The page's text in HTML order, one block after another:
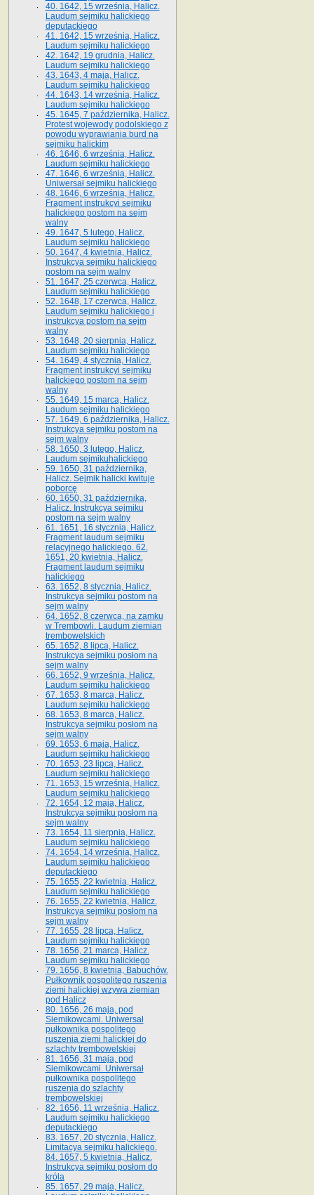
40. 1642, 15 września, Halicz.
Laudum sejmiku halickiego
deputackiego
41. 1642, 15 września, Halicz.
Laudum sejmiku halickiego
42. 1642, 19 grudnia, Halicz.
Laudum sejmiku halickiego
43. 1643, 4 maja, Halicz.
Laudum sejmiku halickiego
44. 1643, 14 września, Halicz.
Laudum sejmiku halickiego
45. 1645, 7 października, Halicz.
Protest wojewody podolskiego z
powodu wyprawiania burd na
sejmiku halickim
46. 1646, 6 września, Halicz.
Laudum sejmiku halickiego
47. 1646, 6 września, Halicz.
Uniwersał sejmiku halickiego
48. 1646, 6 września, Halicz.
Fragment instrukcyi sejmiku
halickiego postom na sejm
walny
49. 1647, 5 lutego, Halicz.
Laudum sejmiku halickiego
50. 1647, 4 kwietnia, Halicz.
Instrukcya sejmiku halickiego
postom na sejm walny
51. 1647, 25 czerwca, Halicz.
Laudum sejmiku halickiego
52. 1648, 17 czerwca, Halicz.
Laudum sejmiku halickiego i
instrukcya postom na sejm
walny
53. 1648, 20 sierpnia, Halicz.
Laudum sejmiku halickiego
54. 1649, 4 stycznia, Halicz.
Fragment instrukcyi sejmiku
halickiego postom na sejm
walny
55. 1649, 15 marca, Halicz.
Laudum sejmiku halickiego
57. 1649, 6 października, Halicz.
Instrukcya sejmiku postom na
sejm walny
58. 1650, 3 lutego, Halicz.
Laudum sejmikuhalickiego
59. 1650, 31 października,
Halicz. Sejmik halicki kwituje
poborcę
60. 1650, 31 października,
Halicz. Instrukcya sejmiku
postom na sejm walny
61. 1651, 16 stycznia, Halicz.
Fragment laudum sejmiku
relacyjnego halickiego. 62.
1651, 20 kwietnia, Halicz.
Fragment laudum sejmiku
halickiego
63. 1652, 8 stycznia, Halicz.
Instrukcya sejmiku postom na
sejm walny
64. 1652, 8 czerwca, na zamku
w Trembowli. Laudum ziemian
trembowelskich
65. 1652, 8 lipca, Halicz.
Instrukcya sejmiku posłom na
sejm walny
66. 1652, 9 września, Halicz.
Laudum sejmiku halickiego
67. 1653, 8 marca, Halicz.
Laudum sejmiku halickiego
68. 1653, 8 marca, Halicz.
Instrukcya sejmiku posłom na
sejm walny
69. 1653, 6 maja, Halicz.
Laudum sejmiku halickiego
70. 1653, 23 lipca, Halicz.
Laudum sejmiku halickiego
71. 1653, 15 września, Halicz.
Laudum sejmiku halickiego
72. 1654, 12 maja, Halicz.
Instrukcya sejmiku posłom na
sejm walny
73. 1654, 11 sierpnia, Halicz.
Laudum sejmiku halickiego
74. 1654, 14 września, Halicz.
Laudum sejmiku halickiego
deputackiego
75. 1655, 22 kwietnia, Halicz.
Laudum sejmiku halickiego
76. 1655, 22 kwietnia, Halicz.
Instrukcya sejmiku posłom na
sejm walny
77. 1655, 28 lipca, Halicz.
Laudum sejmiku halickiego
78. 1656, 21 marca, Halicz.
Laudum sejmiku halickiego
79. 1656, 8 kwietnia, Babuchów.
Pułkownik pospolitego ruszenia
ziemi halickiej wzywa ziemian
pod Halicz
80. 1656, 26 maja, pod
Siemikowcami. Uniwersał
pułkownika pospolitego
ruszenia ziemi halickiej do
szlachty trembowelskiej
81. 1656, 31 maja, pod
Siemikowcami. Uniwersał
pułkownika pospolitego
ruszenia do szlachty
trembowelskiej
82. 1656, 11 września, Halicz.
Laudum sejmiku halickiego
deputackiego
83. 1657, 20 stycznia, Halicz.
Limitacya sejmiku halickiego.
84. 1657, 5 kwietnia, Halicz.
Instrukcya sejmiku posłom do
króla
85. 1657, 29 maja, Halicz.